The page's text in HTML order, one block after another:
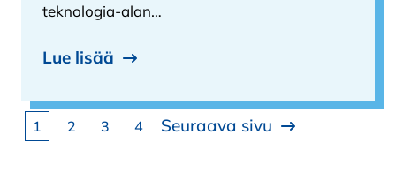
teknologia-alan…
Lue lisää
Artikkelien sivutus
Sivu
1 Sivu
2 Sivu
3 Sivu
4 Seuraava sivu